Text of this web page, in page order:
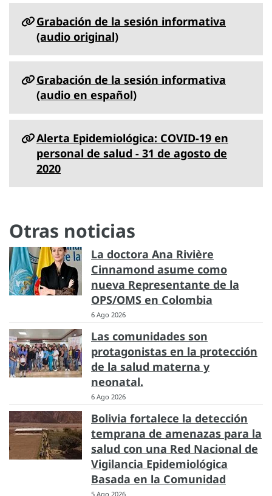
Grabación de la sesión informativa
(audio original)
Grabación de la sesión informativa
(audio en español)
Alerta Epidemiológica: COVID-19 en
personal de salud - 31 de agosto de
2020
Otras noticias
La doctora Ana Rivière
Cinnamond asume como
nueva Representante de la
OPS/OMS en Colombia
6 Ago 2026
Las comunidades son
protagonistas en la protección
de la salud materna y
neonatal.
6 Ago 2026
Bolivia fortalece la detección
temprana de amenazas para la
salud con una Red Nacional de
Vigilancia Epidemiológica
Basada en la Comunidad
5 Ago 2026